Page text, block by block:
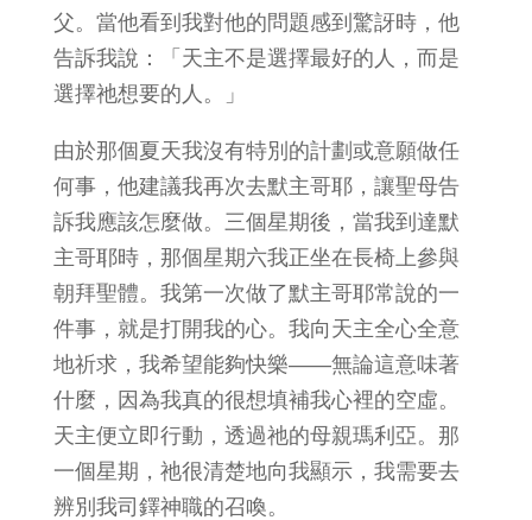
父。當他看到我對他的問題感到驚訝時，他
告訴我說：「天主不是選擇最好的人，而是
選擇祂想要的人。」
由於那個夏天我沒有特別的計劃或意願做任
何事，他建議我再次去默主哥耶，讓聖母告
訴我應該怎麼做。三個星期後，當我到達默
主哥耶時，那個星期六我正坐在長椅上參與
朝拜聖體。我第一次做了默主哥耶常說的一
件事，就是打開我的心。我向天主全心全意
地祈求，我希望能夠快樂——無論這意味著
什麼，因為我真的很想填補我心裡的空虛。
天主便立即行動，透過祂的母親瑪利亞。那
一個星期，祂很清楚地向我顯示，我需要去
辨別我司鐸神職的召喚。